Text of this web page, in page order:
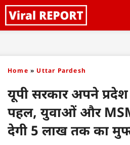
Skip
to
Home » Uttar Pardesh
यूपी सरकार अपने
पहल, युवाओं और
देगी 5 लाख तक का